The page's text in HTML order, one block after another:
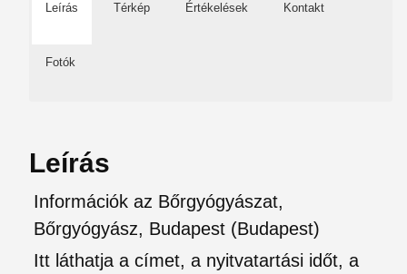
Leírás Térkép Értékelések Kontakt
Fotók
Leírás
Információk az Bőrgyógyászat,
Bőrgyógyász, Budapest (Budapest)
Itt láthatja a címet, a nyitvatartási időt, a